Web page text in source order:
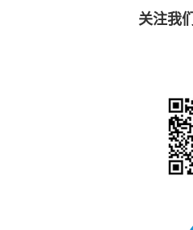
关注我们